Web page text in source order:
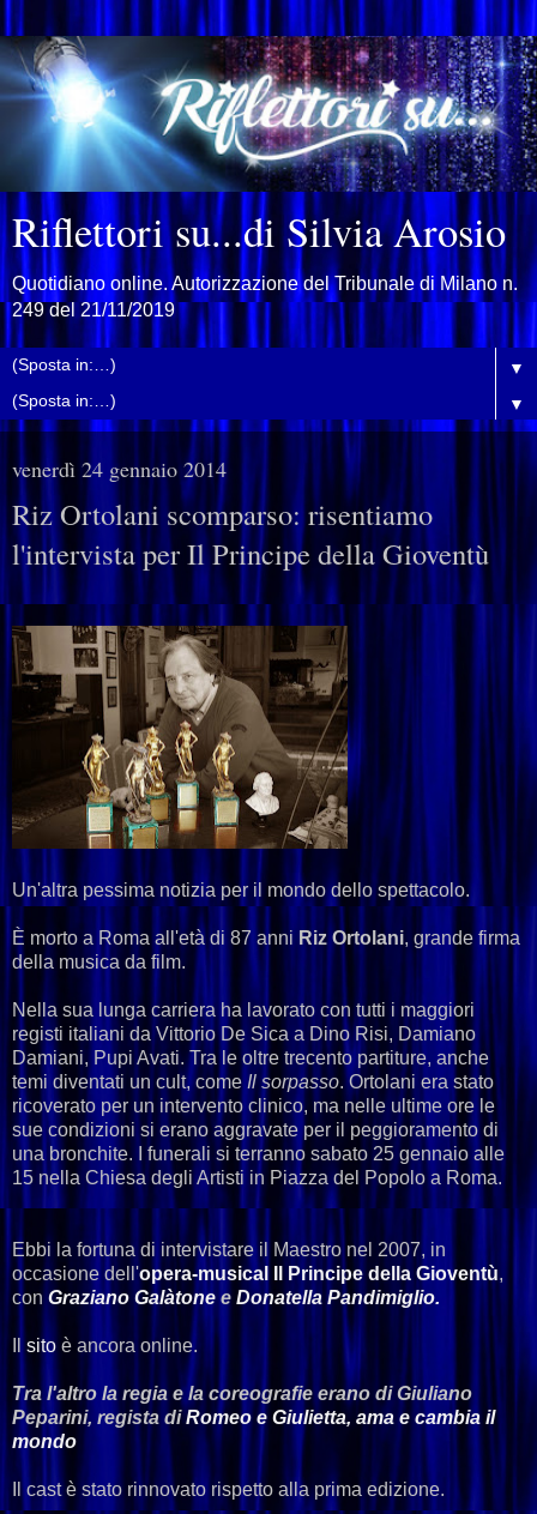
Riflettori su...di Silvia Arosio
Quotidiano online. Autorizzazione del Tribunale di Milano n.
249 del 21/11/2019
▼
▼
venerdì 24 gennaio 2014
Riz Ortolani scomparso: risentiamo
l'intervista per Il Principe della Gioventù
Un'altra pessima notizia per il mondo dello spettacolo.
È morto a Roma all'età di 87 anni Riz Ortolani, grande firma
della musica da film.
Nella sua lunga carriera ha lavorato con tutti i maggiori
registi italiani da Vittorio De Sica a Dino Risi, Damiano
Damiani, Pupi Avati. Tra le oltre trecento partiture, anche
temi diventati un cult, come Il sorpasso. Ortolani era stato
ricoverato per un intervento clinico, ma nelle ultime ore le
sue condizioni si erano aggravate per il peggioramento di
una bronchite. I funerali si terranno sabato 25 gennaio alle
15 nella Chiesa degli Artisti in Piazza del Popolo a Roma.
Ebbi la fortuna di intervistare il Maestro nel 2007, in
occasione dell'opera-musical Il Principe della Gioventù,
con Graziano Galàtone e Donatella Pandimiglio.
sito è ancora online.
Tra l'altro la regia e la coreografie erano di Giuliano
Peparini, regista diRomeo e Giulietta, ama e cambia il
mondo
Il cast è stato rinnovato rispetto alla prima edizione.